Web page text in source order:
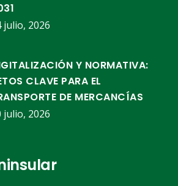
julio, 2026
Y NORMATIVA:
CLAVE PARA EL
DE MERCANCÍAS
julio, 2026